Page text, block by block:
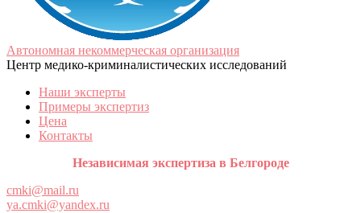
Автономная некоммерческая организация
Центр медико-криминалистических исследований
Наши эксперты
Примеры экспертиз
Цена
Контакты
Независимая экспертиза в Белгороде
cmki@mail.ru
ya.cmki@yandex.ru